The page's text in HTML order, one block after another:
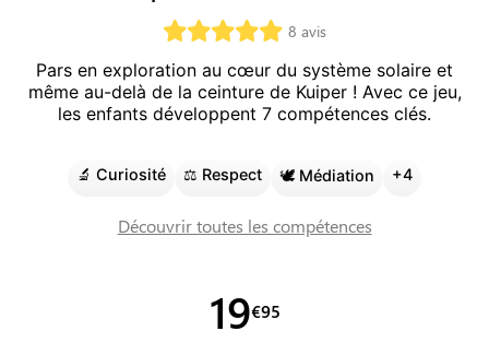
8 avis
Pars en exploration au cœur du système solaire et
même au-delà de la ceinture de Kuiper ! Avec ce jeu,
les enfants développent 7 compétences clés.
🔬 Curiosité ⚖️ Respect 🕊️ Médiation +4
Découvrir toutes les compétences
19€95